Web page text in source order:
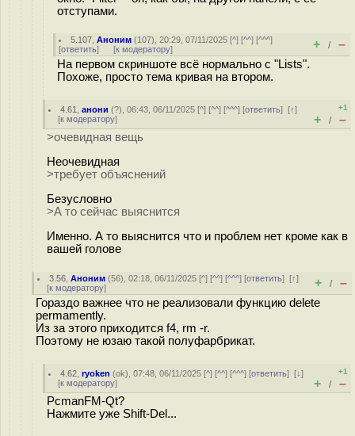
отступами.
5.107 ,Аноним (107), 20:29, 07/11/2025 [^] [^^] [^^^]
[ответить] [к модератору] + / –
На первом скриншоте всё нормально с "Lists".
Похоже, просто тема кривая на втором.
4.61 ,анони (?), 06:43, 06/11/2025 [^] [^^] [^^^] [ответить][↑]
[к модератору]
+1
+ / –
>очевидная вещь
Неочевидная
>требует объяснений
Безусловно
>А то сейчас выяснится
Именно. А то выяснится что и проблем нет кроме как в
вашей голове
3.56 ,Аноним (56), 02:18, 06/11/2025 [^] [^^] [^^^] [ответить][↑]
[к модератору] + / –
Гораздо важнее что не реализовали функцию delete
permamently.
Из за этого приходится f4, rm -r.
Поэтому не юзаю такой полуфарбрикат.
4.62 ,ryoken (ok), 07:48, 06/11/2025 [^] [^^] [^^^] [ответить][↓]
[к модератору]
+1
+ / –
PcmanFM-Qt?
Нажмите уже Shift-Del...